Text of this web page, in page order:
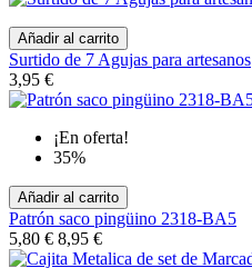
Añadir al carrito
Surtido de 7 Agujas para artesanos
3,95 €
¡En oferta!
35%
Añadir al carrito
Patrón saco pingüino 2318-BA5
5,80 € 8,95 €